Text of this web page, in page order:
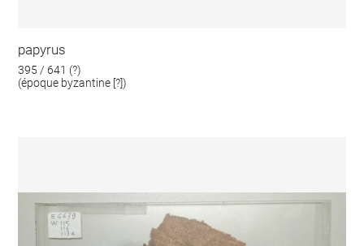
papyrus
395 / 641 (?)
(époque byzantine [?])